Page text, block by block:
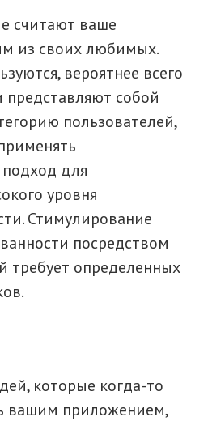
считают ваше
из своих любимых.
вероятнее всего
собой
пользователей,
для
уровня
Стимулирование
посредством
требует определенных
которые когда-то
вашим приложением,